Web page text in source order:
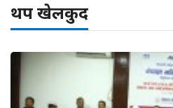
थप खेलकुद